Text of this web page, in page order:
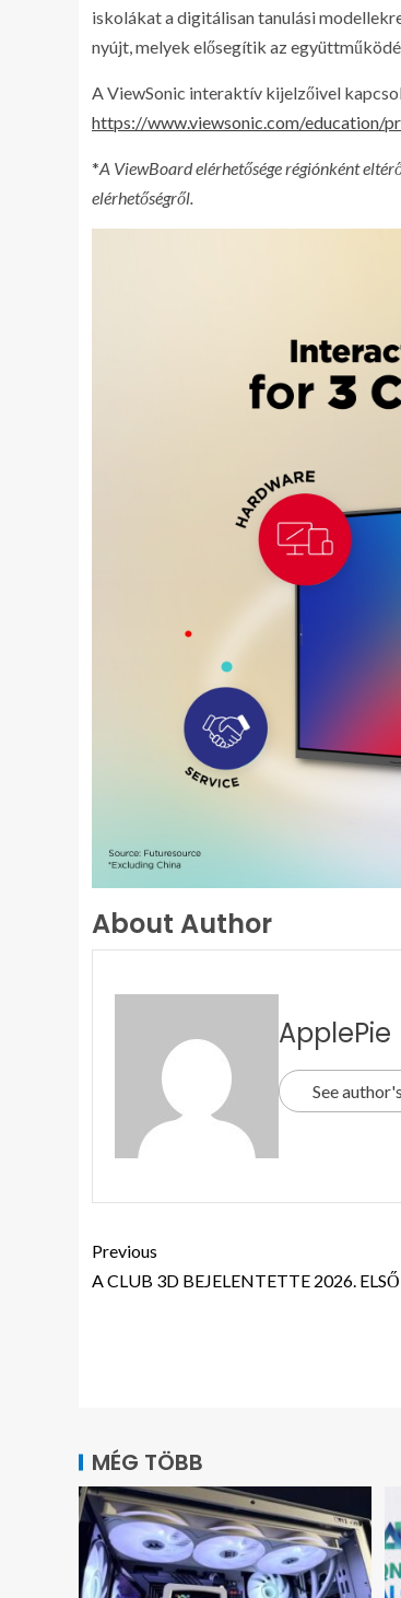
iskolákat a digitálisan tanulási
nyújt, melyek elősegítik az
A ViewSonic interaktív kijelzőivel
https://www.viewsonic.com/education/
*A ViewBoard elérhetősége régiónként
elérhetőségről.
About Author
ApplePie
See
Previous
A CLUB 3D BEJELENTETTE 2026.
MÉG TÖBB